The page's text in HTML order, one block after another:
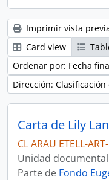
Imprimir vista
Card view
Ordenar por: Fecha
Dirección:
CL ARAU ETELL-
Unidad
Parte de Fondo